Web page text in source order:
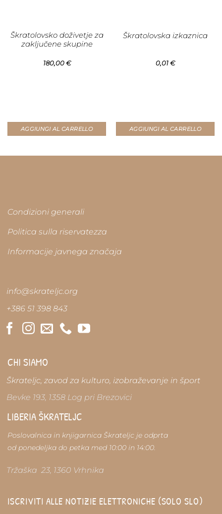
Škratolovsko doživetje za
zaključene skupine
180,00€
AGGIUNGI AL CARRELLO
Škratolovska izkaznica
0,01€
AGGIUNGI AL CARRELLO
Condizioni generali
Politica sulla riservatezza
Informacije javnega značaja
info@skrateljc.org
+386 51 398 843
CHI SIAMO
Škrateljc, zavod za kulturo, izobraževanje in šport
Bevke 193, 1358 Log pri Brezovici
LIBERIA ŠKRATELJC
Poslovalnica in knjigarnica Škrateljc je odprta
od ponedeljka do petka med 10:00 in 14:00.
Tržaška 23, 1360 Vrhnika
ISCRIVITI ALLE NOTIZIE ELETTRONICHE (SOLO SLO)